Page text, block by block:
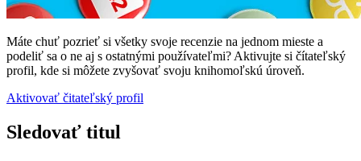
Máte chuť pozrieť si všetky svoje recenzie na jednom mieste a
podeliť sa o ne aj s ostatnými používateľmi? Aktivujte si čítateľský
profil, kde si môžete zvyšovať svoju knihomoľskú úroveň.
Aktivovať čitateľský profil
Sledovať titul